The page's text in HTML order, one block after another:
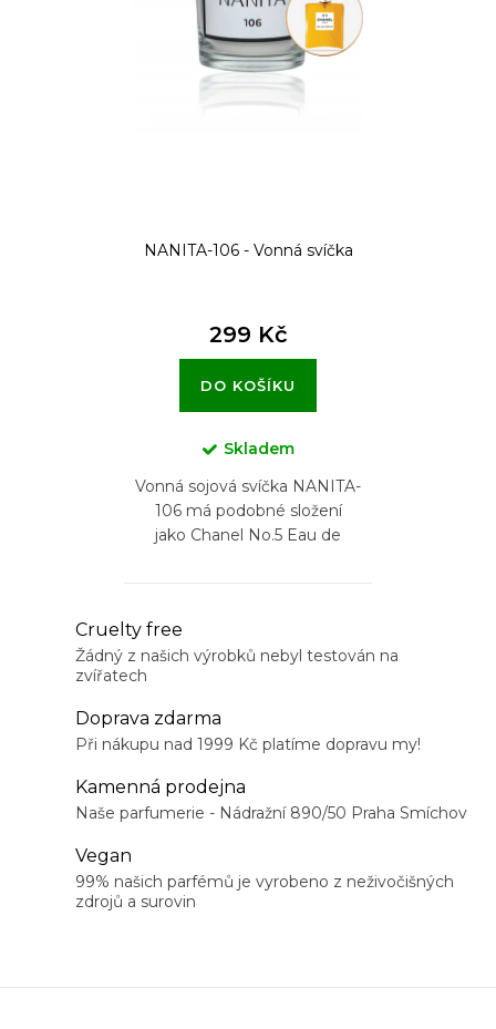
NANITA-106 - Vonná svíčka
299 Kč
DO KOŠÍKU
Skladem
Vonná sojová svíčka NANITA-
106 má podobné složení
jako Chanel No.5 Eau de
Cruelty free
Žádný z našich výrobků nebyl testován na
zvířatech
Doprava zdarma
Při nákupu nad 1999 Kč platíme dopravu my!
Kamenná prodejna
Naše parfumerie - Nádražní 890/50 Praha Smíchov
Vegan
99% našich parfémů je vyrobeno z neživočišných
zdrojů a surovin